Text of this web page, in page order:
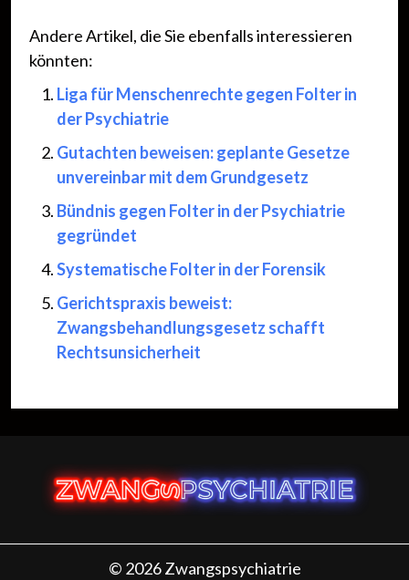
Andere Artikel, die Sie ebenfalls interessieren
könnten:
Liga für Menschenrechte gegen Folter in
der Psychiatrie
Gutachten beweisen: geplante Gesetze
unvereinbar mit dem Grundgesetz
Bündnis gegen Folter in der Psychiatrie
gegründet
Systematische Folter in der Forensik
Gerichtspraxis beweist:
Zwangsbehandlungsgesetz schafft
Rechtsunsicherheit
© 2026 Zwangspsychiatrie